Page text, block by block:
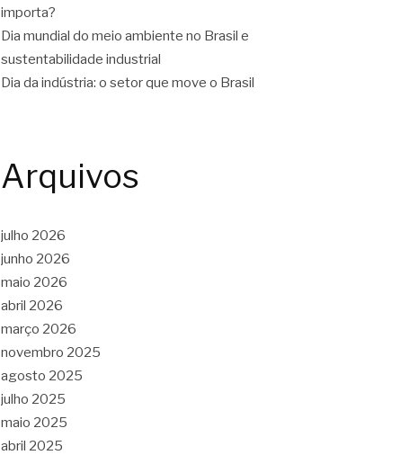
importa?
Dia mundial do meio ambiente no Brasil e
sustentabilidade industrial
Dia da indústria: o setor que move o Brasil
Arquivos
julho 2026
junho 2026
maio 2026
abril 2026
março 2026
novembro 2025
agosto 2025
julho 2025
maio 2025
abril 2025